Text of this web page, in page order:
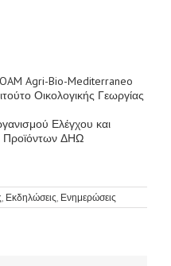
Agri-Bio-Mediterraneo
Οικολογικής Γεωργίας
Ελέγχου και
Προϊόντων ΔΗΩ
Εκδηλώσεις Ενημερώσεις